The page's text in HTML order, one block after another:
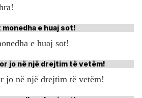
e huaj sot!
jo në një drejtim të vetëm!